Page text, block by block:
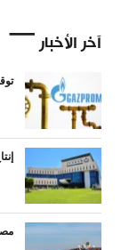
آخر الأخبار